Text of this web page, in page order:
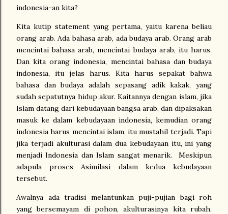
indonesia-an kita?
Kita kutip statement yang pertama, yaitu karena beliau
orang arab. Ada bahasa arab, ada budaya arab. Orang arab
mencintai bahasa arab, mencintai budaya arab, itu harus.
Dan kita orang indonesia, mencintai bahasa dan budaya
indonesia, itu jelas harus. Kita harus sepakat bahwa
bahasa dan budaya adalah sepasang adik kakak, yang
sudah sepatutnya hidup akur. Kaitannya dengan islam, jika
Islam datang dari kebudayaan bangsa arab, dan dipaksakan
masuk ke dalam kebudayaan indonesia, kemudian orang
indonesia harus mencintai islam, itu mustahil terjadi. Tapi
jika terjadi akulturasi dalam dua kebudayaan itu, ini yang
menjadi Indonesia dan Islam sangat menarik. Meskipun
adapula proses Asimilasi dalam kedua kebudayaan
tersebut.
Awalnya ada tradisi melantunkan puji-pujian bagi roh
yang bersemayam di pohon, akulturasinya kita rubah,